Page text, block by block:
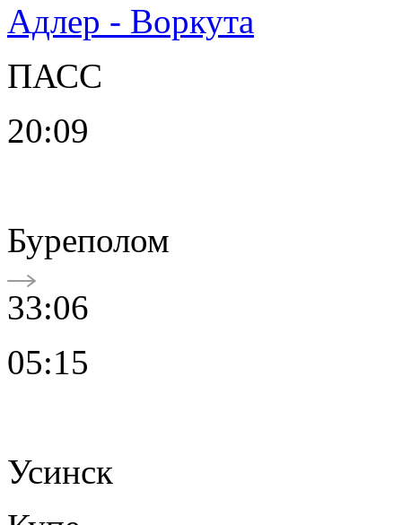
Адлер - Воркута
ПАСС
20:09
Буреполом
33:06
05:15
Усинск